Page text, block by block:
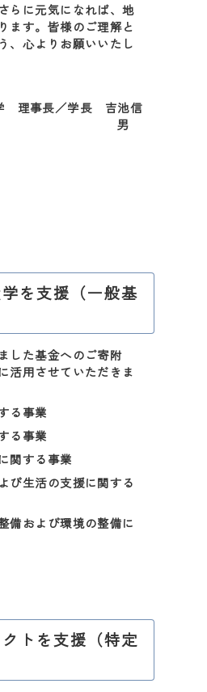
らに元気になれば、地
ます。皆様のご理解と
、心よりお願いいたし
理事長／学長 吉池信
男
を支援（一般基
した基金へのご寄附
活用させていただきま
る事業
る事業
関する事業
び生活の支援に関する
備および環境の整備に
トを支援（特定